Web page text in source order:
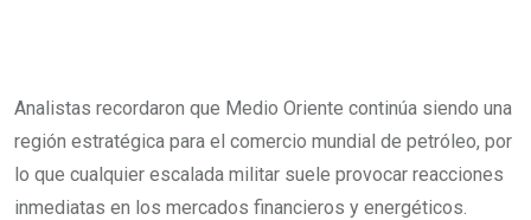
Analistas recordaron que Medio Oriente continúa siendo una
región estratégica para el comercio mundial de petróleo, por
lo que cualquier escalada militar suele provocar reacciones
inmediatas en los mercados financieros y energéticos.